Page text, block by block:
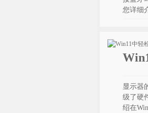
您详细
显示器
级了硬
绍在